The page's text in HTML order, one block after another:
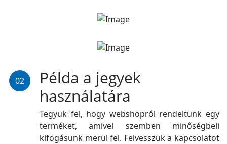
02
Példa a jegyek
használatára
Tegyük fel, hogy webshopról rendeltünk egy
terméket, amivel szemben minőségbeli
kifogásunk merül fel. Felvesszük a kapcsolatot